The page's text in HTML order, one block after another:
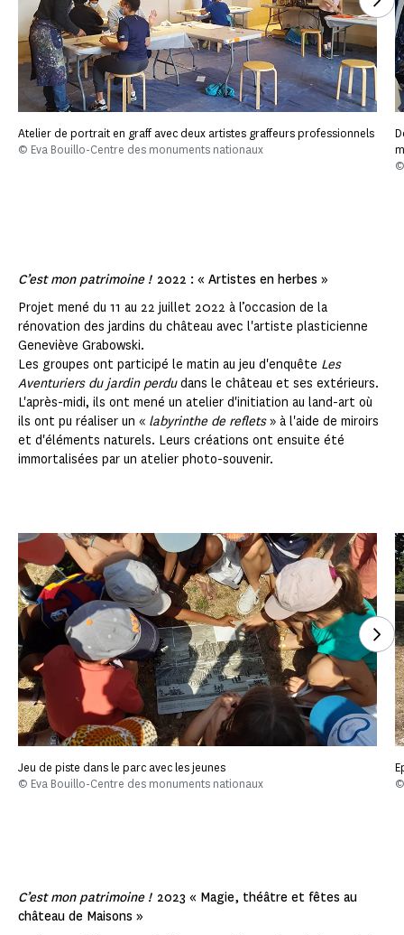
Atelier de portrait en graff avec deux artistes graffeurs professionnels
© Eva Bouillo-Centre des monuments nationaux
C’est mon patrimoine ! 2022 : « Artistes en herbes »
Projet mené du 11 au 22 juillet 2022 à l’occasion de la
rénovation des jardins du château avec l'artiste plasticienne
Geneviève Grabowski.
Les groupes ont participé le matin au jeu d'enquête Les
Aventuriers du jardin perdudans le château et ses extérieurs.
L'après-midi, ils ont mené un atelier d'initiation au land-art où
ils ont pu réaliser un « labyrinthe de reflets» à l'aide de miroirs
et d'éléments naturels. Leurs créations ont ensuite été
immortalisées par un atelier photo-souvenir.
Jeu de piste dans le parc avec les jeunes
© Eva Bouillo-Centre des monuments nationaux
C’est mon patrimoine !2023 « Magie, théâtre et fêtes au
château de Maisons »